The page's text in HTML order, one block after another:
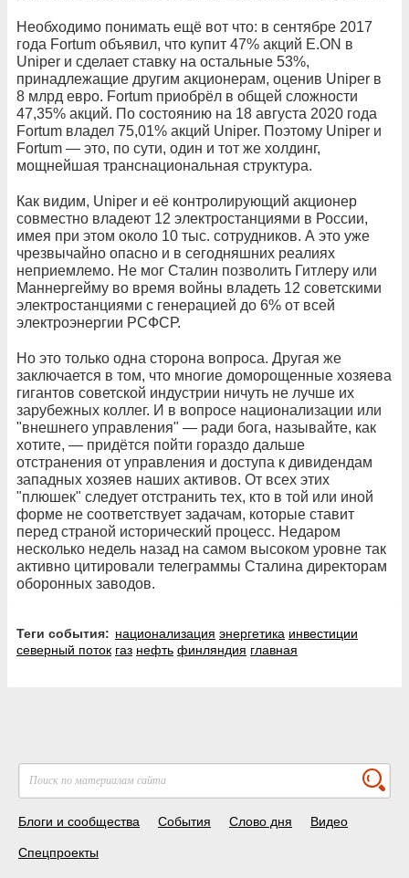
Необходимо понимать ещё вот что: в сентябре 2017
года Fortum объявил, что купит 47% акций E.ON в
Uniper и сделает ставку на остальные 53%,
принадлежащие другим акционерам, оценив Uniper в
8 млрд евро. Fortum приобрёл в общей сложности
47,35% акций. По состоянию на 18 августа 2020 года
Fortum владел 75,01% акций Uniper. Поэтому Uniper и
Fortum — это, по сути, один и тот же холдинг,
мощнейшая транснациональная структура.
Как видим, Uniper и её контролирующий акционер
совместно владеют 12 электростанциями в России,
имея при этом около 10 тыс. сотрудников. А это уже
чрезвычайно опасно и в сегодняшних реалиях
неприемлемо. Не мог Сталин позволить Гитлеру или
Маннергейму во время войны владеть 12 советскими
электростанциями с генерацией до 6% от всей
электроэнергии РСФСР.
Но это только одна сторона вопроса. Другая же
заключается в том, что многие доморощенные хозяева
гигантов советской индустрии ничуть не лучше их
зарубежных коллег. И в вопросе национализации или
"внешнего управления" — ради бога, называйте, как
хотите, — придётся пойти гораздо дальше
отстранения от управления и доступа к дивидендам
западных хозяев наших активов. От всех этих
"плюшек" следует отстранить тех, кто в той или иной
форме не соответствует задачам, которые ставит
перед страной исторический процесс. Недаром
несколько недель назад на самом высоком уровне так
активно цитировали телеграммы Сталина директорам
оборонных заводов.
Теги события: национализация энергетика инвестиции
северный поток газ нефть финляндия главная
Блоги и сообщества События Слово дня Видео
Спецпроекты